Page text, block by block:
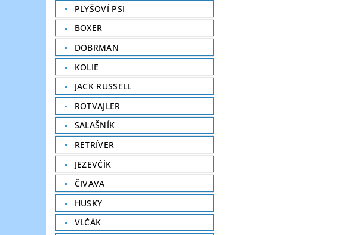
PLYŠOVÍ PSI
BOXER
DOBRMAN
KOLIE
JACK RUSSELL
ROTVAJLER
SALAŠNÍK
RETRÍVER
JEZEVČÍK
ČIVAVA
HUSKY
VLČÁK